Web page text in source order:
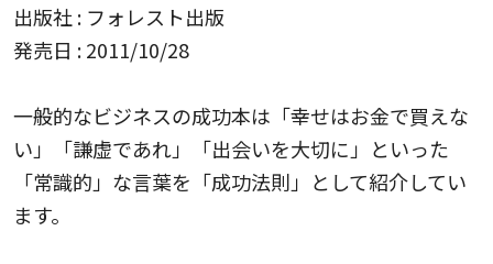
出版社 : フォレスト出版
発売日 : 2011/10/28
一般的なビジネスの成功本は「幸せはお金で買えな
い」「謙虚であれ」「出会いを大切に」といった
「常識的」な言葉を「成功法則」として紹介してい
ます。